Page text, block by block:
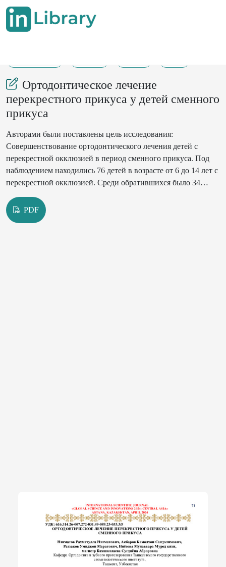
Ортодонтическое лечение
перекрестного прикуса у детей сменного
прикуса
Авторами были поставлены цель исследования:
Совершенствование ортодонтического лечения детей с
перекрестной окклюзией в период сменного прикуса. Под
наблюдением находились 76 детей в возрасте от 6 до 14 лет с
перекрестной окклюзией. Среди обратившихся было 34
перекрестного прикуса был предложен авторами
инновационный расширяющий аппарат комбинированного
PDF